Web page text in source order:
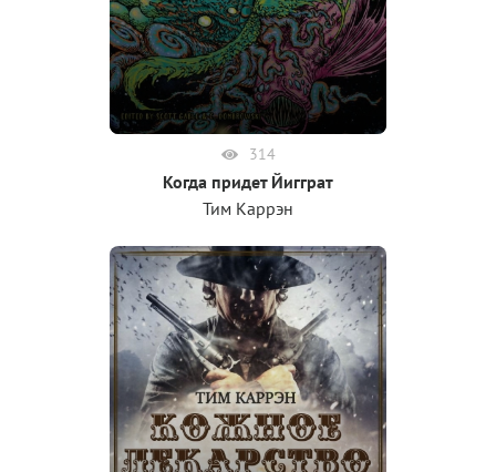
314
Когда придет Йигграт
Тим Каррэн